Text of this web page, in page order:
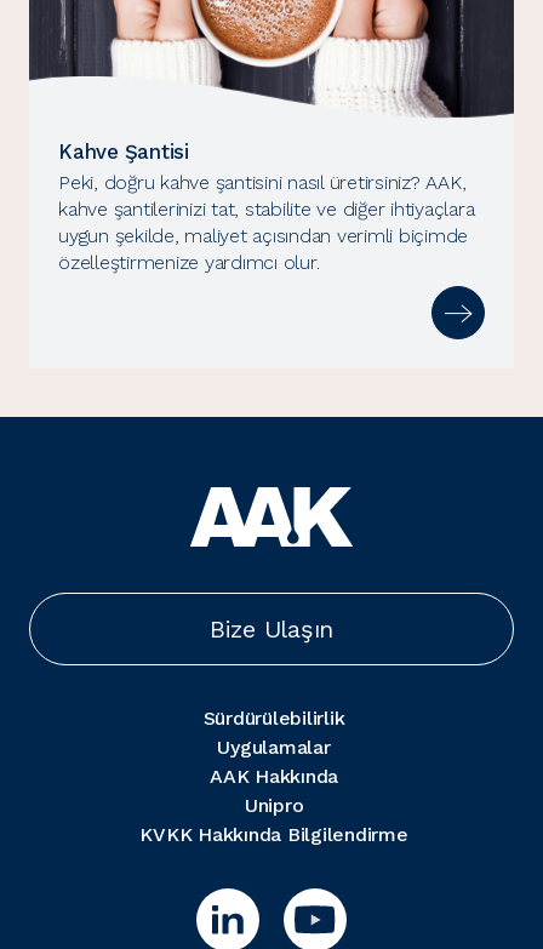
Kahve Şantisi
Peki, doğru kahve şantisini nasıl üretirsiniz? AAK,
kahve şantilerinizi tat, stabilite ve diğer ihtiyaçlara
uygun şekilde, maliyet açısından verimli biçimde
özelleştirmenize yardımcı olur.
Bize Ulaşın
Sürdürülebilirlik
Uygulamalar
AAK Hakkında
Unipro
KVKK Hakkında Bilgilendirme